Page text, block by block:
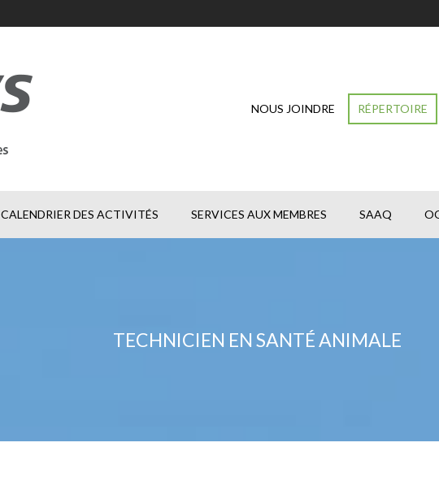
NOUS JOINDRE RÉPERTOIRE
CALENDRIER DES ACTIVITÉS SERVICES AUX MEMBRES SAAQ
TECHNICIEN EN SANTÉ ANIMALE